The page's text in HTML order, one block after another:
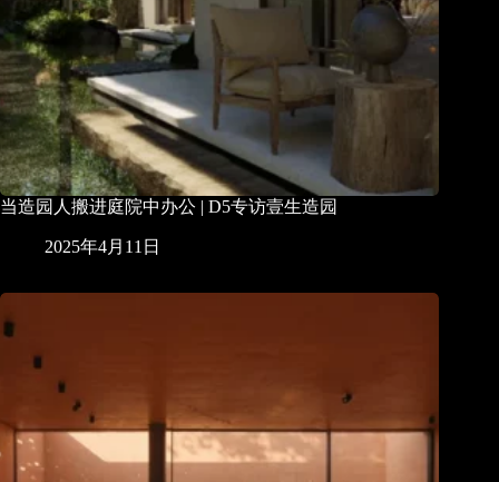
当造园人搬进庭院中办公 | D5专访壹生造园
2025年4月11日